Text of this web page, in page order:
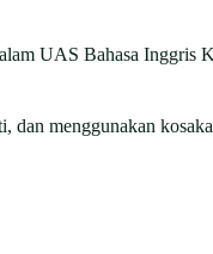
UAS Bahasa Inggris
menggunakan